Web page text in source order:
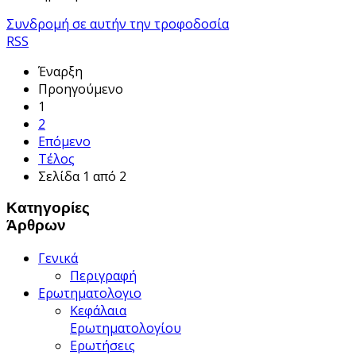
Συνδρομή σε αυτήν την τροφοδοσία
RSS
Έναρξη
Προηγούμενο
1
2
Επόμενο
Τέλος
Σελίδα 1 από 2
Κατηγορίες
Άρθρων
Γενικά
Περιγραφή
Ερωτηματολογιο
Κεφάλαια
Ερωτηματολογίου
Ερωτήσεις